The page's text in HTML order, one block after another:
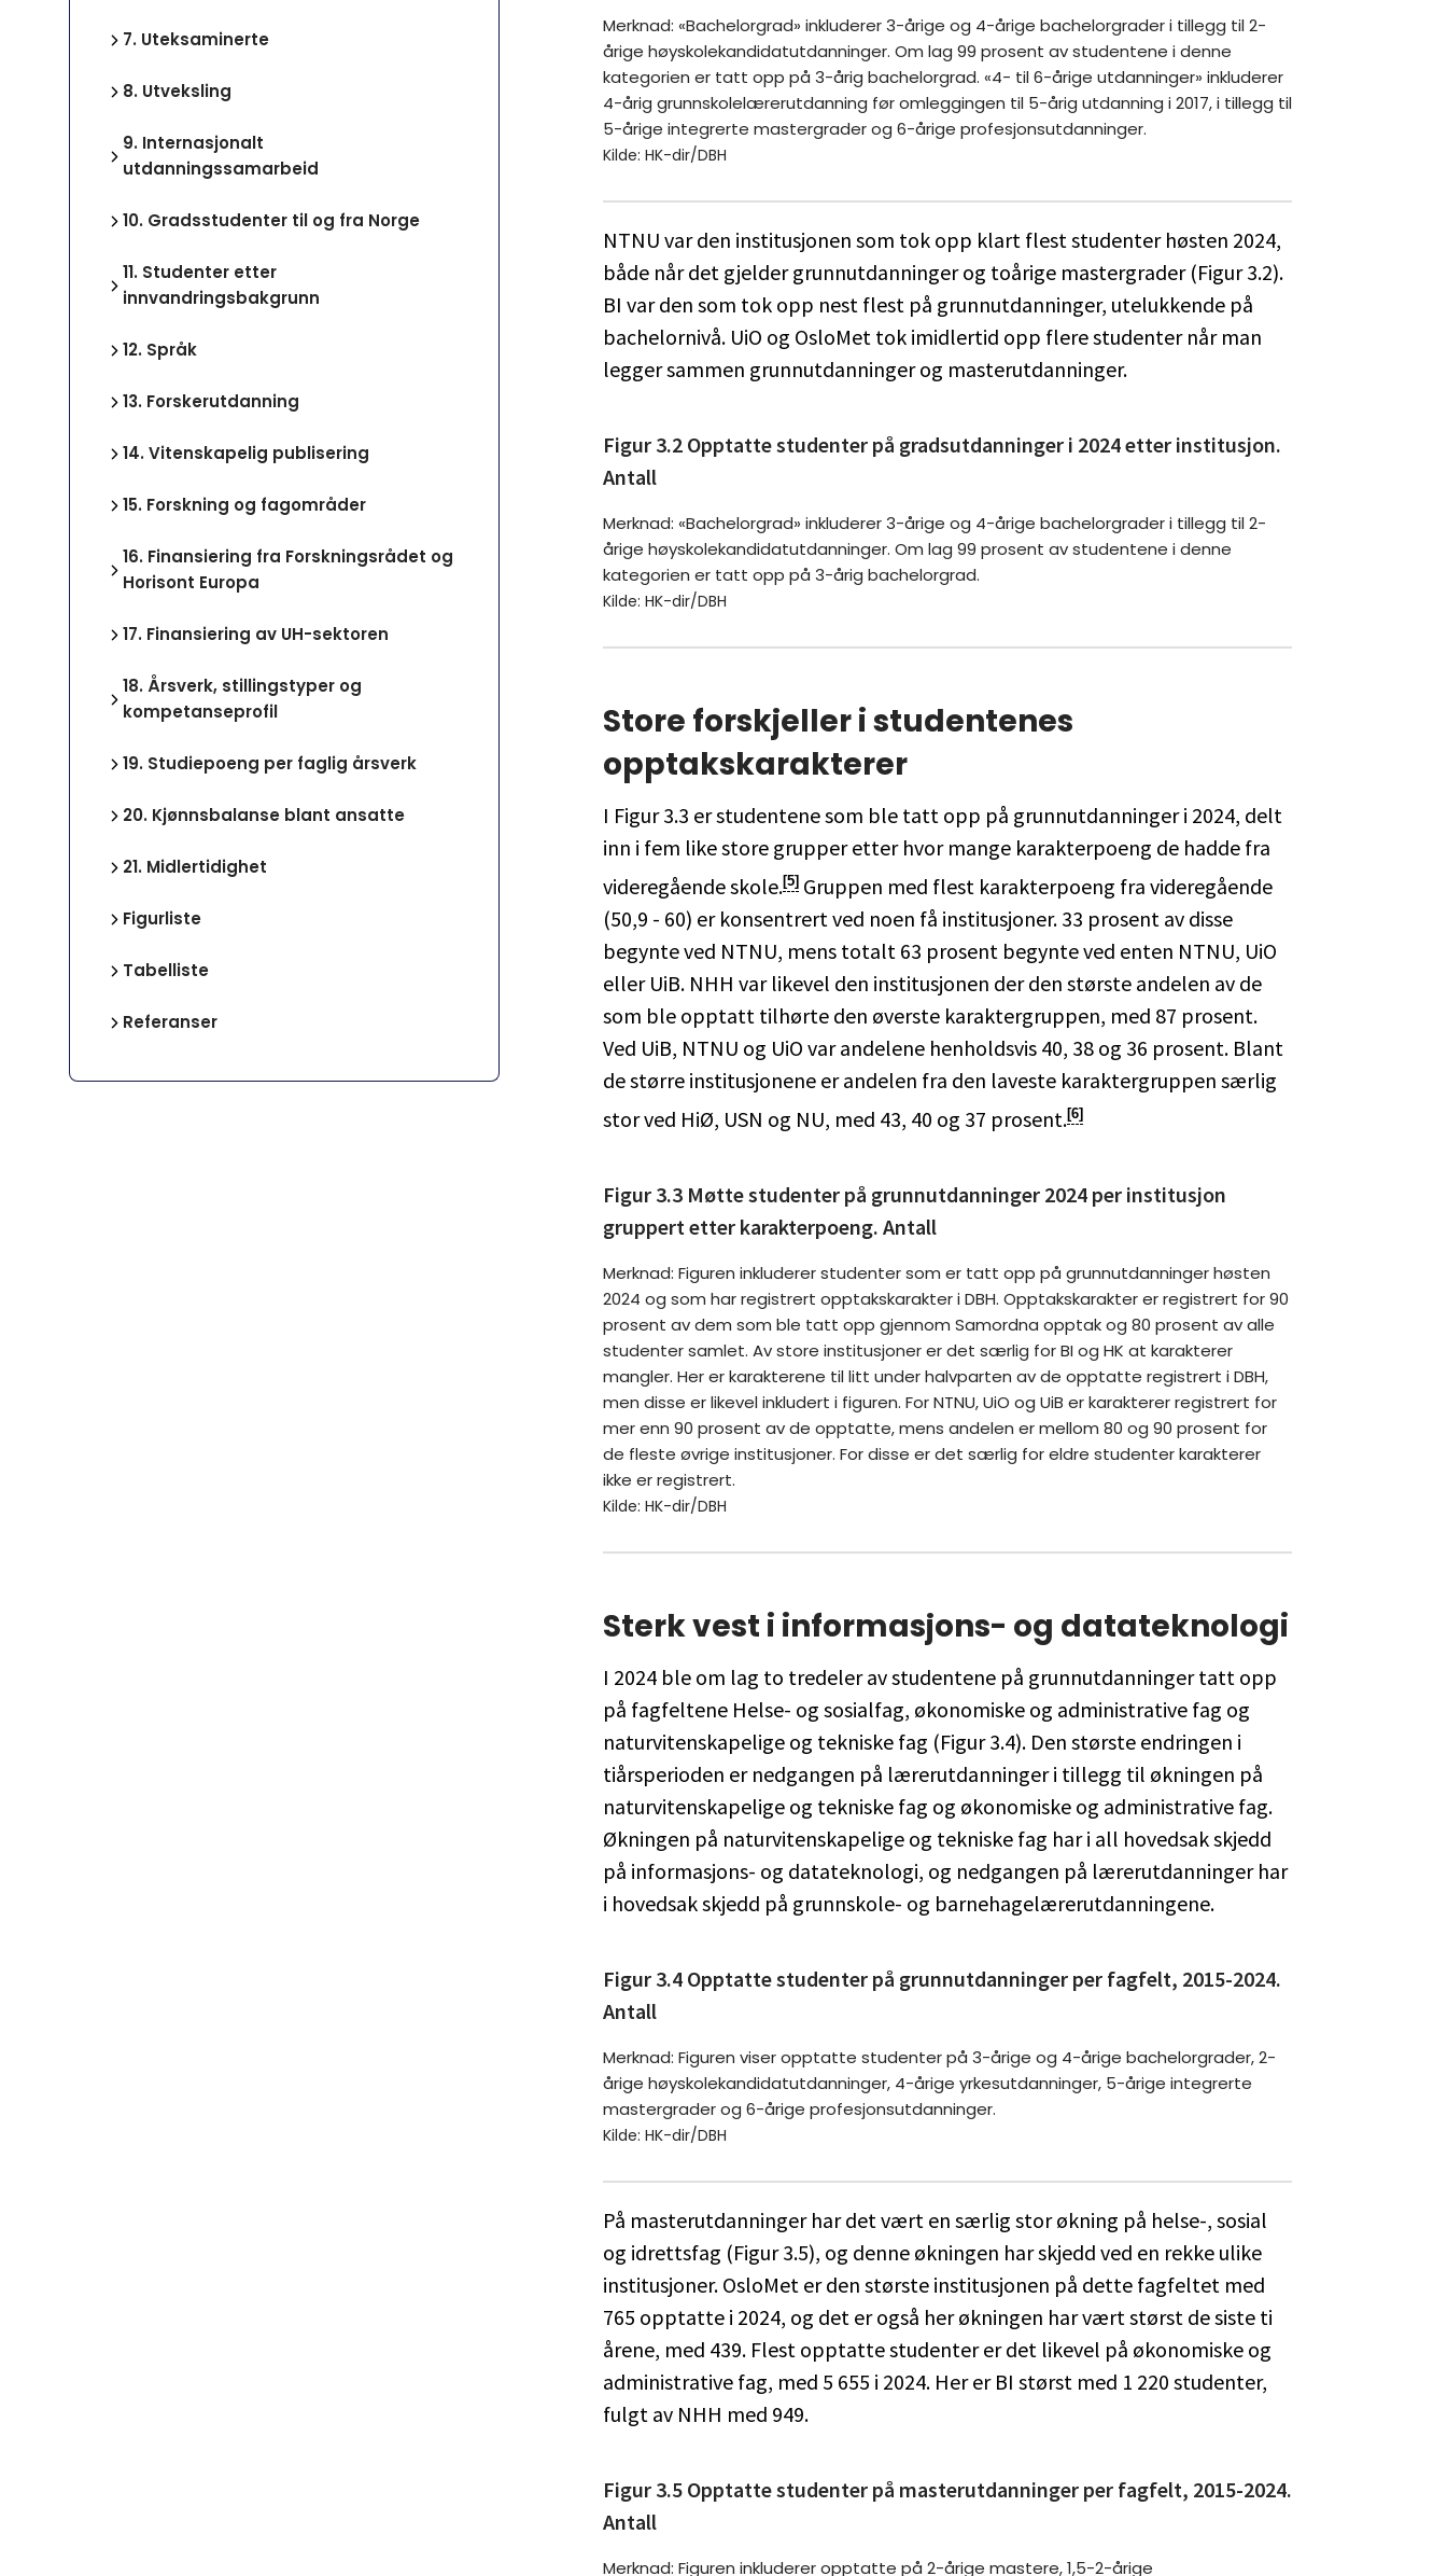
7. Uteksaminerte
8. Utveksling
9. Internasjonalt
utdanningssamarbeid
10. Gradsstudenter til og fra Norge
11. Studenter etter
innvandringsbakgrunn
12. Språk
13. Forskerutdanning
14. Vitenskapelig publisering
15. Forskning og fagområder
16. Finansiering fra Forskningsrådet og
Horisont Europa
17. Finansiering av UH-sektoren
18. Årsverk, stillingstyper og
kompetanseprofil
19. Studiepoeng per faglig årsverk
20. Kjønnsbalanse blant ansatte
21. Midlertidighet
Figurliste
Tabelliste
Referanser
Merknad: «Bachelorgrad» inkluderer 3-årige og 4-årige bachelorgrader i tillegg til 2-
årige høyskolekandidatutdanninger. Om lag 99 prosent av studentene i denne
kategorien er tatt opp på 3-årig bachelorgrad. «4- til 6-årige utdanninger» inkluderer
4-årig grunnskolelærerutdanning før omleggingen til 5-årig utdanning i 2017, i tillegg til
5-årige integrerte mastergrader og 6-årige profesjonsutdanninger.
Kilde: HK-dir/DBH
NTNU var den institusjonen som tok opp klart flest studenter høsten 2024,
både når det gjelder grunnutdanninger og toårige mastergrader (Figur 3.2).
BI var den som tok opp nest flest på grunnutdanninger, utelukkende på
bachelornivå. UiO og OsloMet tok imidlertid opp flere studenter når man
legger sammen grunnutdanninger og masterutdanninger.
Figur 3.2 Opptatte studenter på gradsutdanninger i 2024 etter institusjon.
Antall
Merknad: «Bachelorgrad» inkluderer 3-årige og 4-årige bachelorgrader i tillegg til 2-
årige høyskolekandidatutdanninger. Om lag 99 prosent av studentene i denne
kategorien er tatt opp på 3-årig bachelorgrad.
Kilde: HK-dir/DBH
Store forskjeller i studentenes
opptakskarakterer
I Figur 3.3 er studentene som ble tatt opp på grunnutdanninger i 2024, delt
inn i fem like store grupper etter hvor mange karakterpoeng de hadde fra
videregående skole.[5] Gruppen med flest karakterpoeng fra videregående
(50,9 - 60) er konsentrert ved noen få institusjoner. 33 prosent av disse
begynte ved NTNU, mens totalt 63 prosent begynte ved enten NTNU, UiO
eller UiB. NHH var likevel den institusjonen der den største andelen av de
som ble opptatt tilhørte den øverste karaktergruppen, med 87 prosent.
Ved UiB, NTNU og UiO var andelene henholdsvis 40, 38 og 36 prosent. Blant
de større institusjonene er andelen fra den laveste karaktergruppen særlig
stor ved HiØ, USN og NU, med 43, 40 og 37 prosent.[6]
Figur 3.3 Møtte studenter på grunnutdanninger 2024 per institusjon
gruppert etter karakterpoeng. Antall
Merknad: Figuren inkluderer studenter som er tatt opp på grunnutdanninger høsten
2024 og som har registrert opptakskarakter i DBH. Opptakskarakter er registrert for 90
prosent av dem som ble tatt opp gjennom Samordna opptak og 80 prosent av alle
studenter samlet. Av store institusjoner er det særlig for BI og HK at karakterer
mangler. Her er karakterene til litt under halvparten av de opptatte registrert i DBH,
men disse er likevel inkludert i figuren. For NTNU, UiO og UiB er karakterer registrert for
mer enn 90 prosent av de opptatte, mens andelen er mellom 80 og 90 prosent for
de fleste øvrige institusjoner. For disse er det særlig for eldre studenter karakterer
ikke er registrert.
Kilde: HK-dir/DBH
Sterk vest i informasjons- og datateknologi
I 2024 ble om lag to tredeler av studentene på grunnutdanninger tatt opp
på fagfeltene Helse- og sosialfag, økonomiske og administrative fag og
naturvitenskapelige og tekniske fag (Figur 3.4). Den største endringen i
tiårsperioden er nedgangen på lærerutdanninger i tillegg til økningen på
naturvitenskapelige og tekniske fag og økonomiske og administrative fag.
Økningen på naturvitenskapelige og tekniske fag har i all hovedsak skjedd
på informasjons- og datateknologi, og nedgangen på lærerutdanninger har
i hovedsak skjedd på grunnskole- og barnehagelærerutdanningene.
Figur 3.4 Opptatte studenter på grunnutdanninger per fagfelt, 2015-2024.
Antall
Merknad: Figuren viser opptatte studenter på 3-årige og 4-årige bachelorgrader, 2-
årige høyskolekandidatutdanninger, 4-årige yrkesutdanninger, 5-årige integrerte
mastergrader og 6-årige profesjonsutdanninger.
Kilde: HK-dir/DBH
På masterutdanninger har det vært en særlig stor økning på helse-, sosial
og idrettsfag (Figur 3.5), og denne økningen har skjedd ved en rekke ulike
institusjoner. OsloMet er den største institusjonen på dette fagfeltet med
765 opptatte i 2024, og det er også her økningen har vært størst de siste ti
årene, med 439. Flest opptatte studenter er det likevel på økonomiske og
administrative fag, med 5 655 i 2024. Her er BI størst med 1 220 studenter,
fulgt av NHH med 949.
Figur 3.5 Opptatte studenter på masterutdanninger per fagfelt, 2015-2024.
Antall
Merknad: Figuren inkluderer opptatte på 2-årige mastere, 1,5-2-årige